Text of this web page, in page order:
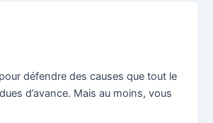
défendre des causes que tout le
d’avance. Mais au moins, vous